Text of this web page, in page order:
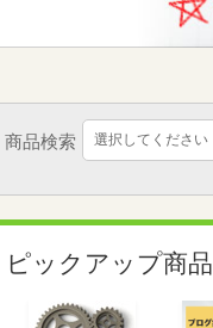
商品検索
ピックアップ商品